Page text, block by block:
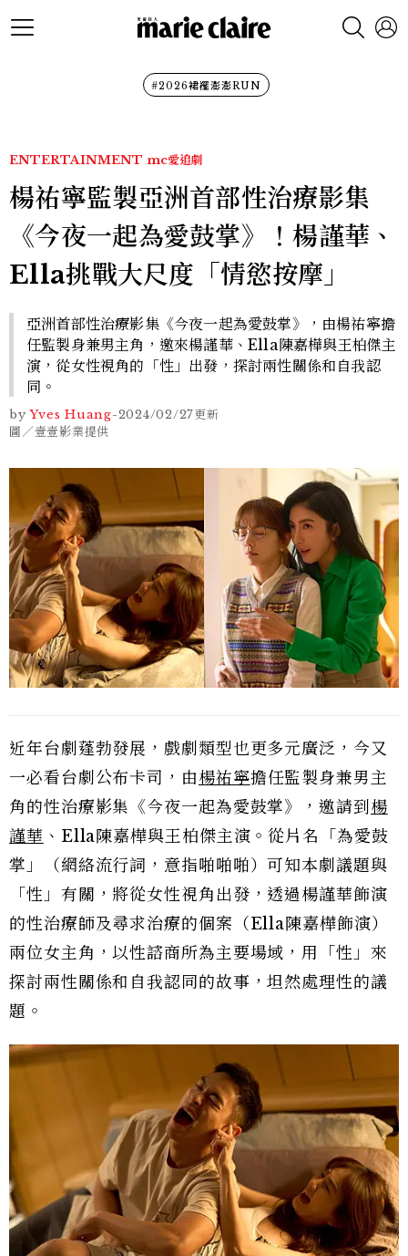
#2026裙襬澎澎RUN
ENTERTAINMENT mc愛追劇
楊祐寧監製亞洲首部性治療影集
《今夜一起為愛鼓掌》！楊謹華、
Ella挑戰大尺度「情慾按摩」
亞洲首部性治療影集《今夜一起為愛鼓掌》，由楊祐寧擔
任監製身兼男主角，邀來楊謹華、Ella陳嘉樺與王柏傑主
演，從女性視角的「性」出發，探討兩性關係和自我認
同。
by Yves Huang-2024/02/27更新
圖／壹壹影業提供
近年台劇蓬勃發展，戲劇類型也更多元廣泛，今又
一必看台劇公布卡司，由楊祐寧擔任監製身兼男主
角的性治療影集《今夜一起為愛鼓掌》，邀請到 楊
謹華 、Ella陳嘉樺與王柏傑主演。從片名「為愛鼓
掌」（網絡流行詞，意指啪啪啪）可知本劇議題與
「性」有關，將從女性視角出發，透過楊謹華飾演
的性治療師及尋求治療的個案（Ella陳嘉樺飾演）
兩位女主角，以性諮商所為主要場域，用「性」來
探討兩性關係和自我認同的故事，坦然處理性的議
題。